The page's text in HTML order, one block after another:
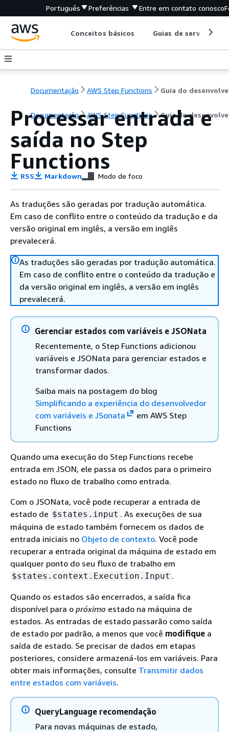
Português Preferências Entre em contato conosco
Conceitos básicos Guias de serviço
Documentação AWS Step Functions
Documentação AWS Step Functions Guia do
Processar entrada e
saída no Step
Functions
RSS Markdown Modo de foco
As traduções são geradas por tradução automática.
Em caso de conflito entre o conteúdo da tradução e da
versão original em inglês, a versão em inglês
prevalecerá.
As traduções são geradas por tradução automática.
Em caso de conflito entre o conteúdo da tradução e
da versão original em inglês, a versão em inglês
prevalecerá.
Gerenciar estados com variáveis e JSONata
Recentemente, o Step Functions adicionou
variáveis e JSONata para gerenciar estados e
transformar dados.
Saiba mais na postagem do blog
Simplificando a experiência do desenvolvedor
com variáveis e JSonata
em AWS Step
Functions
Quando uma execução do Step Functions recebe
entrada em JSON, ele passa os dados para o primeiro
estado no fluxo de trabalho como entrada.
Com o JSONata, você pode recuperar a entrada de
estado de $states.input . As execuções de sua
máquina de estado também fornecem os dados de
entrada iniciais no Objeto de contexto. Você pode
recuperar a entrada original da máquina de estado em
qualquer ponto do seu fluxo de trabalho em
$states.context.Execution.Input .
Quando os estados são encerrados, a saída fica
disponível para o próximo estado na máquina de
estados. As entradas de estado passarão como saída
de estado por padrão, a menos que você modifique a
saída de estado. Se precisar de dados em etapas
posteriores, considere armazená-los em variáveis. Para
obter mais informações, consulte Transmitir dados
entre estados com variáveis.
QueryLanguage recomendação
Para novas máquinas de estado,